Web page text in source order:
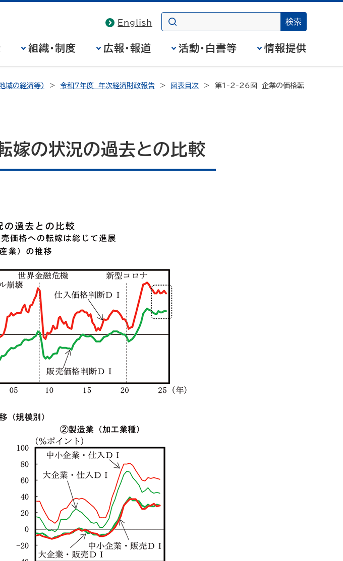
English
組織・制度 広報・報道 活動・白書等 情報提供
域の経済等） 令和7年度 年次経済財政報告 図表目次 > 第1-2-26図 企業の価格転
の状況の過去との比較